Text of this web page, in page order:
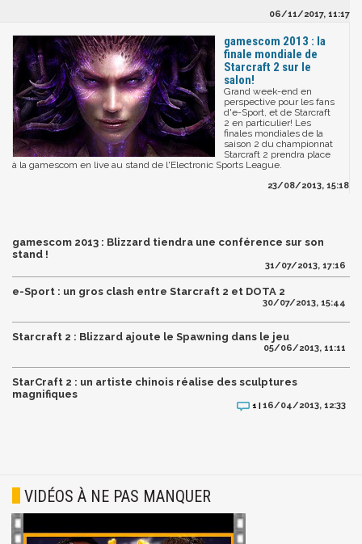
06/11/2017, 11:17
gamescom 2013 : la
finale mondiale de
Starcraft 2 sur le
salon!
Grand week-end en
perspective pour les fans
d'e-Sport, et de Starcraft
2 en particulier! Les
finales mondiales de la
saison 2 du championnat
Starcraft 2 prendra place
à la gamescom en live au stand de l'Electronic Sports League.
23/08/2013, 15:18
gamescom 2013 : Blizzard tiendra une conférence sur son
stand !
31/07/2013, 17:16
e-Sport : un gros clash entre Starcraft 2 et DOTA 2
30/07/2013, 15:44
Starcraft 2 : Blizzard ajoute le Spawning dans le jeu
05/06/2013, 11:11
StarCraft 2 : un artiste chinois réalise des sculptures
magnifiques
1 |16/04/2013, 12:33
VIDÉOS À NE PAS MANQUER